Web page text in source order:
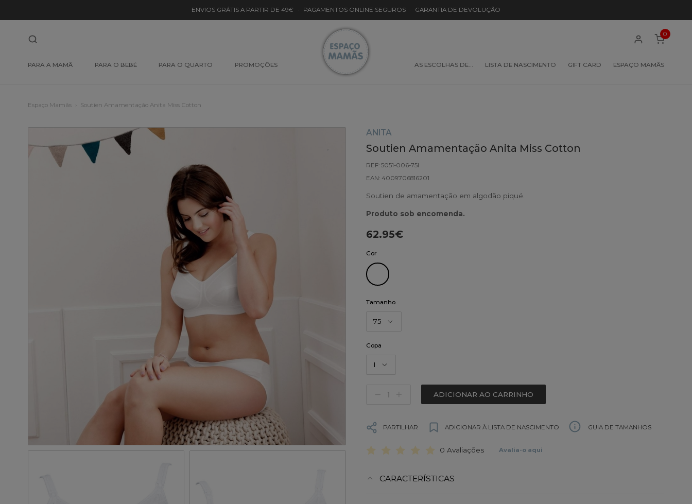
ENVIOS GRÁTIS A PARTIR DE 49€ · PAGAMENTOS ONLINE SEGUROS · GARANTIA DE DEVOLUÇÃO
PARA A MAMÃ PARA O BEBÉ PARA O QUARTO PROMOÇÕES AS ESCOLHAS DE… LISTA DE NASCIMENTO GIFT CARD ESPAÇO MAMÃS
0
Espaço Mamãs Soutien Amamentação Anita Miss Cotton
ANITA
Soutien Amamentação Anita Miss Cotton
REF: 5051-006-75I
EAN: 4009706816201
Soutien de amamentação em algodão piqué.
Produto sob encomenda.
62.95€
Cor
Tamanho
75
Copa
I
ADICIONAR AO CARRINHO
PARTILHAR ADICIONAR À LISTA DE NASCIMENTO GUIA DE TAMANHOS
0 Avaliações Avalia-o aqui
CARACTERÍSTICAS